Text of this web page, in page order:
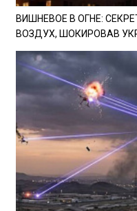
ВИШНЕВОЕ В ОГНЕ:
ВОЗДУХ, ШОКИРОВАВ